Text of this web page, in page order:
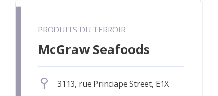
PRODUITS DU TERROIR
McGraw Seafoods
3113, rue Princiape Street, E1X